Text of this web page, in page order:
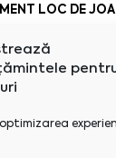
LOC DE